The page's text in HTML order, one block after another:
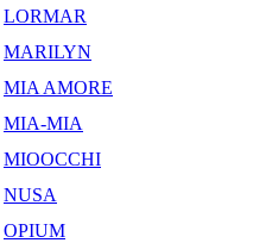
LORMAR
MARILYN
MIA AMORE
MIA-MIA
MIOOCCHI
NUSA
OPIUM